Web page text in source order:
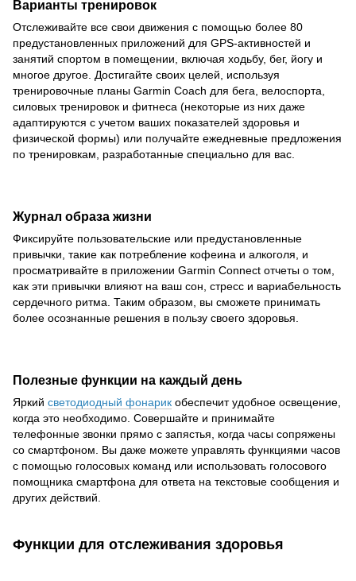
Варианты тренировок
Отслеживайте все свои движения с помощью более 80
предустановленных приложений для GPS-активностей и
занятий спортом в помещении, включая ходьбу, бег, йогу и
многое другое. Достигайте своих целей, используя
тренировочные планы Garmin Coach для бега, велоспорта,
силовых тренировок и фитнеса (некоторые из них даже
адаптируются с учетом ваших показателей здоровья и
физической формы) или получайте ежедневные предложения
по тренировкам, разработанные специально для вас.
Журнал образа жизни
Фиксируйте пользовательские или предустановленные
привычки, такие как потребление кофеина и алкоголя, и
просматривайте в приложении Garmin Connect отчеты о том,
как эти привычки влияют на ваш сон, стресс и вариабельность
сердечного ритма. Таким образом, вы сможете принимать
более осознанные решения в пользу своего здоровья.
Полезные функции на каждый день
Яркий светодиодный фонарик обеспечит удобное освещение,
когда это необходимо. Совершайте и принимайте
телефонные звонки прямо с запястья, когда часы сопряжены
со смартфоном. Вы даже можете управлять функциями часов
с помощью голосовых команд или использовать голосового
помощника смартфона для ответа на текстовые сообщения и
других действий.
Функции для отслеживания здоровья